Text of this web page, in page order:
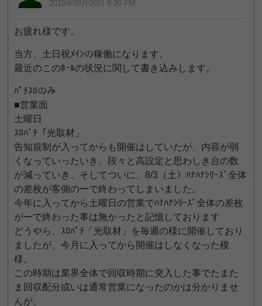
2019年08月06日 8:30 PM
お疲れ様です。
当方、土日祝ﾒｲﾝの稼働になります。
最近のこのﾎｰﾙの状況に関して書き込みします。
ﾊﾟﾁｽﾛのみ
■営業面
土曜日
ｽﾛﾊﾟﾁ「光取材」
告知規制が入ってからも開催はしていたが、内容が弱
くなっていったいき、段々と高設定と思わしき台の数
が減っていき、そしてついに、8/3（土）ﾊﾅﾊﾅｼﾘｰｽﾞ全体
の差枚が客側のーで終わってしまいました。
今年に入ってから土曜日の営業でﾊﾅﾊﾅｼﾘｰｽﾞ全体の差枚
がーで終わった事は無かったと記憶しております
どうやら、ｽﾛﾊﾟﾁ「光取材」を毎週の様に開催しており
ましたが、今月に入ってから開催はしなくなった模
様。
この時期は業界全体で回収時期に突入した事でたまた
ま回収配分或いは通常営業になったのかは分かりませ
んが。